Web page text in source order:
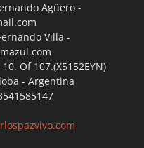
Agüero -
Villa -
Of 107.(X5152EYN)
- Argentina